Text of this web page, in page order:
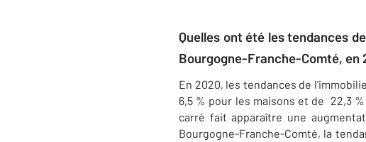
Quelles ont été les tendances
Bourgogne-Franche-Comté, en
En 2020, les tendances de
6,5 % pour les maisons et de 22,3
carré fait apparaître une
Bourgogne-Franche-Comté, la